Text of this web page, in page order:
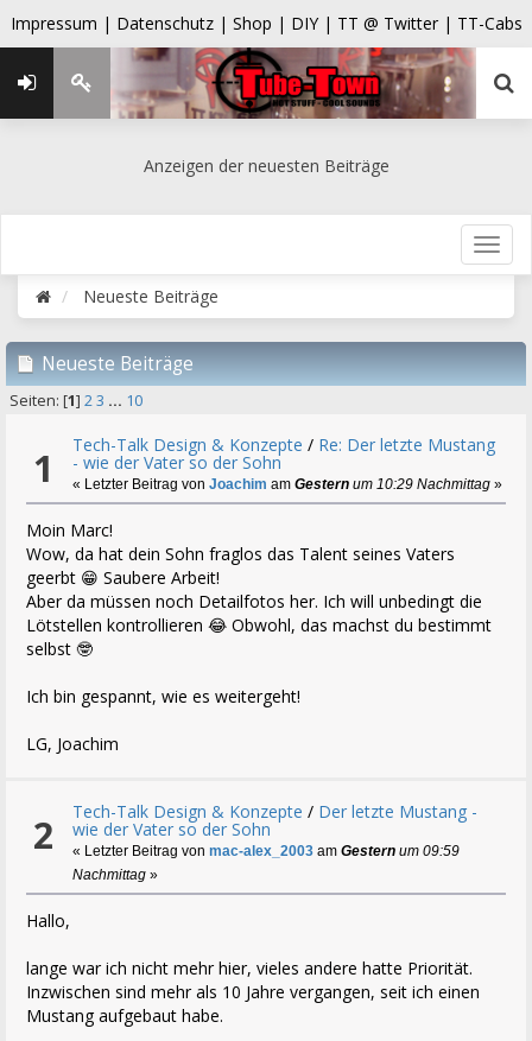
Impressum | Datenschutz | Shop | DIY | TT @ Twitter | TT-Cabs
Anzeigen der neuesten Beiträge
Neueste Beiträge
Neueste Beiträge
Seiten: [1] 2 3 ... 10
1 Tech-Talk Design & Konzepte / Re: Der letzte Mustang
- wie der Vater so der Sohn
« Letzter Beitrag vonJoachim am Gestern um 10:29 Nachmittag »
Moin Marc!
Wow, da hat dein Sohn fraglos das Talent seines Vaters
geerbt 😁 Saubere Arbeit!
Aber da müssen noch Detailfotos her. Ich will unbedingt die
Lötstellen kontrollieren 😂 Obwohl, das machst du bestimmt
selbst 🤓
Ich bin gespannt, wie es weitergeht!
LG, Joachim
2 Tech-Talk Design & Konzepte / Der letzte Mustang -
wie der Vater so der Sohn
« Letzter Beitrag vonmac-alex_2003 am Gestern um 09:59
Nachmittag »
Hallo,
lange war ich nicht mehr hier, vieles andere hatte Priorität.
Inzwischen sind mehr als 10 Jahre vergangen, seit ich einen
Mustang aufgebaut habe.